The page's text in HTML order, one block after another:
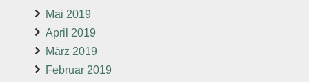
Mai 2019
April 2019
März 2019
Februar 2019